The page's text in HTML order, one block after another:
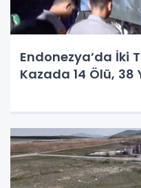
Endonezya’da İki
Kazada 14 Ölü, 38